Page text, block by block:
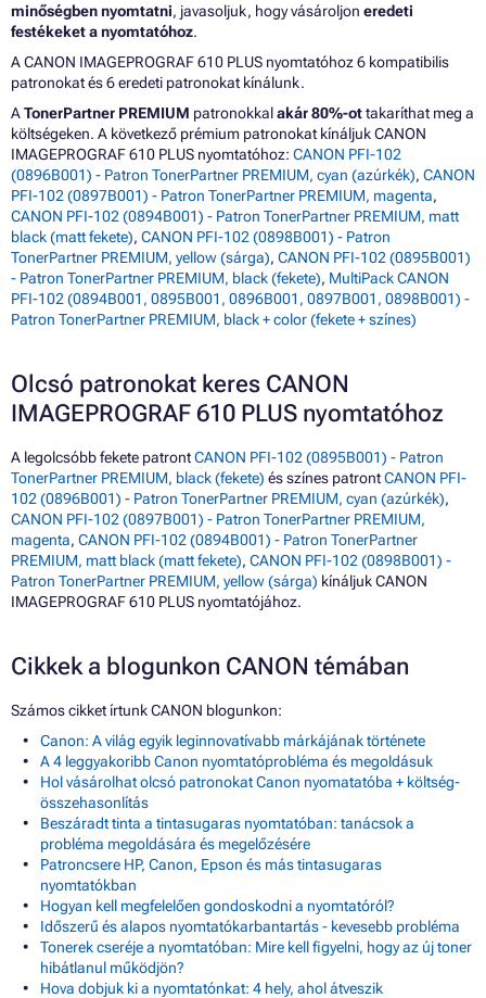
minőségben nyomtatni, javasoljuk, hogy vásároljon eredeti
festékeket a nyomtatóhoz.
A CANON IMAGEPROGRAF 610 PLUS nyomtatóhoz 6 kompatibilis
patronokat és 6 eredeti patronokat kínálunk.
ATonerPartner PREMIUM patronokkalakár 80%-ottakaríthat meg a
költségeken. A következő prémium patronokat kínáljuk CANON
IMAGEPROGRAF 610 PLUS nyomtatóhoz: CANON PFI-102
(0896B001) - Patron TonerPartner PREMIUM, cyan (azúrkék), CANON
PFI-102 (0897B001) - Patron TonerPartner PREMIUM, magenta,
CANON PFI-102 (0894B001) - Patron TonerPartner PREMIUM, matt
black (matt fekete), CANON PFI-102 (0898B001) - Patron
TonerPartner PREMIUM, yellow (sárga), CANON PFI-102 (0895B001)
- Patron TonerPartner PREMIUM, black (fekete), MultiPack CANON
PFI-102 (0894B001, 0895B001, 0896B001, 0897B001, 0898B001) -
Patron TonerPartner PREMIUM, black + color (fekete + színes)
Olcsó patronokat keres CANON
IMAGEPROGRAF 610 PLUS nyomtatóhoz
A legolcsóbb fekete patrontCANON PFI-102 (0895B001) - Patron
TonerPartner PREMIUM, black (fekete) és színes patrontCANON PFI-
102 (0896B001) - Patron TonerPartner PREMIUM, cyan (azúrkék),
CANON PFI-102 (0897B001) - Patron TonerPartner PREMIUM,
magenta, CANON PFI-102 (0894B001) - Patron TonerPartner
PREMIUM, matt black (matt fekete), CANON PFI-102 (0898B001) -
Patron TonerPartner PREMIUM, yellow (sárga) kínáljuk CANON
IMAGEPROGRAF 610 PLUS nyomtatójához.
Cikkek a blogunkon CANON témában
Számos cikket írtunk CANON blogunkon:
Canon: A világ egyik leginnovatívabb márkájának története
A 4 leggyakoribb Canon nyomtatóprobléma és megoldásuk
Hol vásárolhat olcsó patronokat Canon nyomatatóba + költség-
összehasonlítás
Beszáradt tinta a tintasugaras nyomtatóban: tanácsok a
probléma megoldására és megelőzésére
Patroncsere HP, Canon, Epson és más tintasugaras
nyomtatókban
Hogyan kell megfelelően gondoskodni a nyomtatóról?
Időszerű és alapos nyomtatókarbantartás - kevesebb probléma
Tonerek cseréje a nyomtatóban: Mire kell figyelni, hogy az új toner
hibátlanul működjön?
Hova dobjuk ki a nyomtatónkat: 4 hely, ahol átveszik